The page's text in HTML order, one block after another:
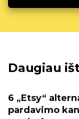
Daugiau
6 „Etsy“
pardavimo